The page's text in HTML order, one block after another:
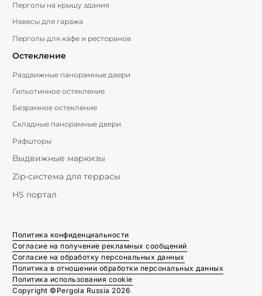
Перголы на крышу здания
Навесы для гаража
Перголы для кафе и ресторанов
Остекление
Раздвижные панорамные двери
Гильотинное остекление
Безрамное остекление
Складные панорамные двери
Рафшторы
Выдвижные маркизы
Zip-система для террасы
HS портал
Политика конфиденциальности
Согласие на получение рекламных сообщений
Согласие на обработку персональных данных
Политика в отношении обработки персональных данных
Политика использования cookie
Copyright ©Pergola Russia 2026